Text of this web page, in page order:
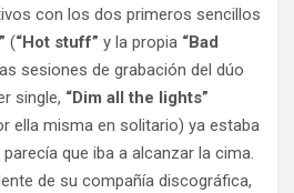
con los dos primeros sencillos
(“Hot stuff” y la propia “Bad
sesiones de grabación del dúo
single, “Dim all the lights”
ella misma en solitario) ya estaba
que iba a alcanzar la cima.
de su compañía discográfica,